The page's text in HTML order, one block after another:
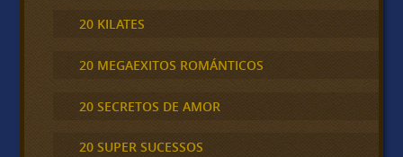
20 KILATES
20 MEGAEXITOS ROMÁNTICOS
20 SECRETOS DE AMOR
20 SUPER SUCESSOS